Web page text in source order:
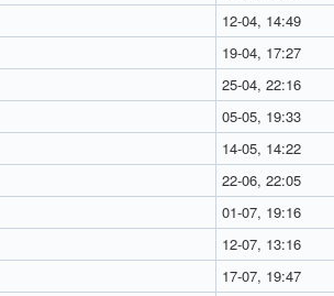
12-04, 14:49
19-04, 17:27
25-04, 22:16
05-05, 19:33
14-05, 14:22
22-06, 22:05
01-07, 19:16
12-07, 13:16
17-07, 19:47